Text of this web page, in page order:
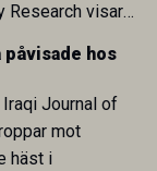
Research visar
som
hos
Journal of
mot
häst i